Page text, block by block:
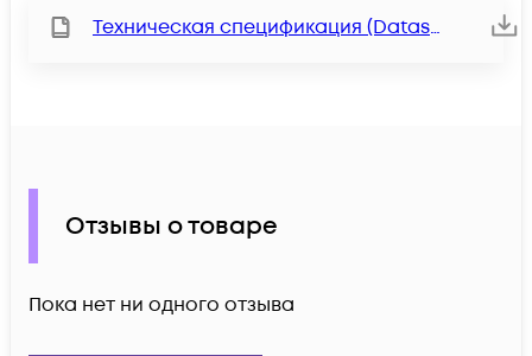
Техническая спецификация (Datasheet)
Отзывы о товаре
Пока нет ни одного отзыва